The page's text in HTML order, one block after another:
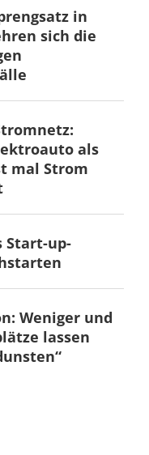
in
sich die
als
mal Strom
Start-up-
Weniger und
lassen